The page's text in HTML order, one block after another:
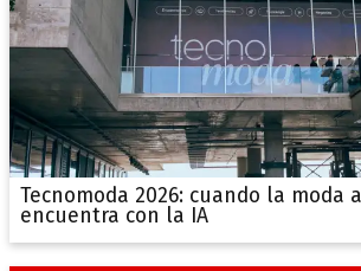
Tecnomoda 2026: cuando la moda
encuentra con la IA